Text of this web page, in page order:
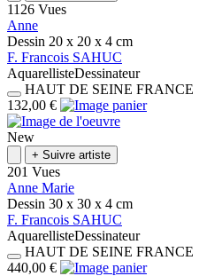
1126 Vues
Anne
Dessin 20 x 20 x 4 cm
F. Francois SAHUC
AquarellisteDessinateur
HAUT DE SEINE FRANCE
132,00 €
New
+ Suivre artiste
201 Vues
Anne Marie
Dessin 30 x 30 x 4 cm
F. Francois SAHUC
AquarellisteDessinateur
HAUT DE SEINE FRANCE
440,00 €